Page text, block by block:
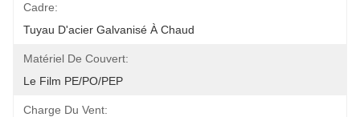
Cadre:
Tuyau D'acier Galvanisé À Chaud
Matériel De Couvert:
Le Film PE/PO/PEP
Charge Du Vent: